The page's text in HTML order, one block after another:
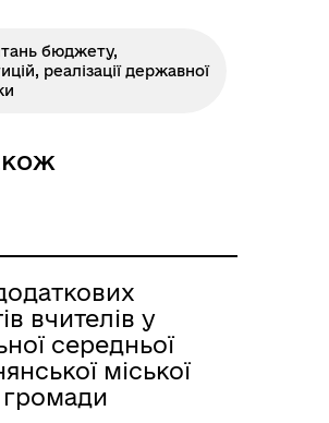
бюджету,
реалізації державної
вчителів у
середньої
міської
громади